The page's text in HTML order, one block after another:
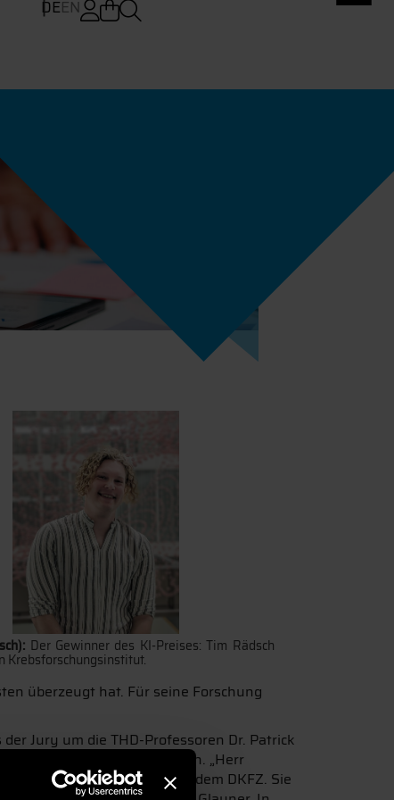
DEEN
Der Gewinner des KI-Preises: Tim Rädsch
Krebsforschungsinstitut.
überzeugt hat. Für seine Forschung
Jury um die THD-Professoren Dr. Patrick
aus Heidelberg das Rennen. „Herr
in Zusammenarbeit mit dem DKFZ. Sie